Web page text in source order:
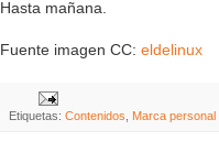
Hasta mañana.
Fuente imagen CC: eldelinux
Etiquetas: Contenidos Marca personal